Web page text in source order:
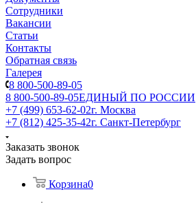
Сотрудники
Вакансии
Статьи
Контакты
Обратная связь
Галерея
8 800-500-89-05
8 800-500-89-05ЕДИНЫЙ ПО РОССИИ
+7 (499) 653-62-02г. Москва
+7 (812) 425-35-42г. Санкт-Петербург
Заказать звонок
Задать вопрос
Корзина0